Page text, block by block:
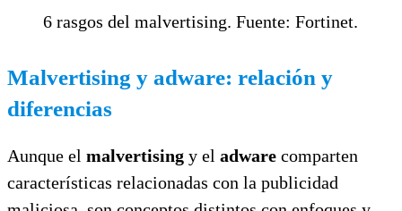
6 rasgos del malvertising. Fuente: Fortinet.
Malvertising y adware: relación y
diferencias
Aunque el malvertising y el adware comparten
características relacionadas con la publicidad